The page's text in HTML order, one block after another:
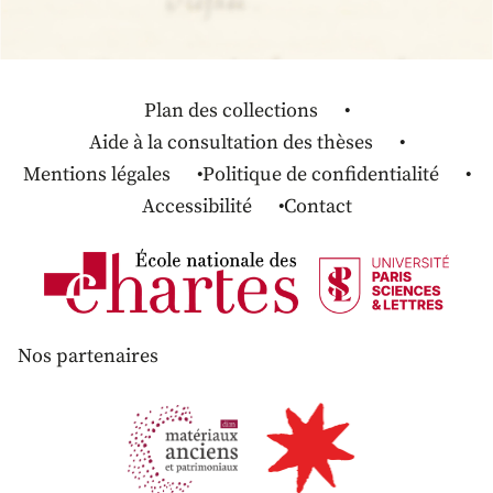
Plan des collections
Aide à la consultation des thèses
Mentions légales
Politique de confidentialité
Accessibilité
Contact
Nos partenaires